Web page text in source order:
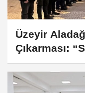
Üzeyir
Çıkarması:
Yapılır”